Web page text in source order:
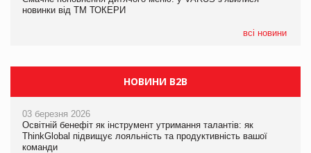
новинки від ТМ ТОКЕРИ
всі новини
Millennium
НОВИНИ B2B
03 березня 2026
Освітній бенефіт як інструмент утримання талантів: як
ThinkGlobal підвищує лояльність та продуктивність вашої
команди